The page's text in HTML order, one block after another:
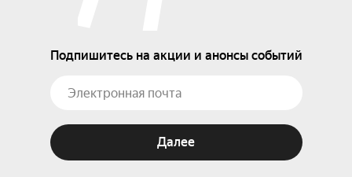
Подпишитесь на акции и анонсы событий
Далее